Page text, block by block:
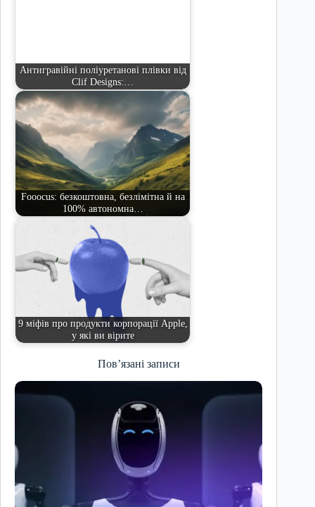
Антигравійні поліуретанові плівки від
Clif Designs:…
Fooocus: безкоштовна, безлімітна й на
100% автономна…
9 міфів про продукти корпорації Apple,
у які ви вірите
Пов’язані записи